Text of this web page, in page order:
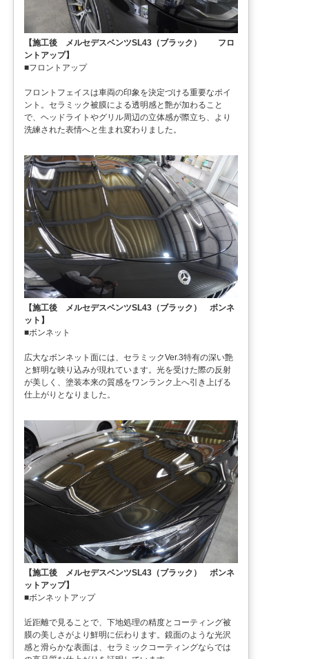
【施工後 メルセデスベンツSL43（ブラック） フロ
ントアップ】
■フロントアップ
フロントフェイスは車両の印象を決定づける重要なポイ
ント。セラミック被膜による透明感と艶が加わること
で、ヘッドライトやグリル周辺の立体感が際立ち、より
洗練された表情へと生まれ変わりました。
【施工後 メルセデスベンツSL43（ブラック） ボンネ
ット】
■ボンネット
広大なボンネット面には、セラミックVer.3特有の深い艶
と鮮明な映り込みが現れています。光を受けた際の反射
が美しく、塗装本来の質感をワンランク上へ引き上げる
仕上がりとなりました。
【施工後 メルセデスベンツSL43（ブラック） ボンネ
ットアップ】
■ボンネットアップ
近距離で見ることで、下地処理の精度とコーティング被
膜の美しさがより鮮明に伝わります。鏡面のような光沢
感と滑らかな表面は、セラミックコーティングならでは